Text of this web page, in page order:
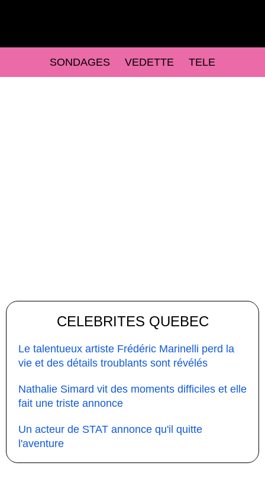
SONDAGES VEDETTE TELE
CELEBRITES QUEBEC
Le talentueux artiste Frédéric Marinelli perd la
vie et des détails troublants sont révélés
Nathalie Simard vit des moments difficiles et elle
fait une triste annonce
Un acteur de STAT annonce qu'il quitte
l'aventure